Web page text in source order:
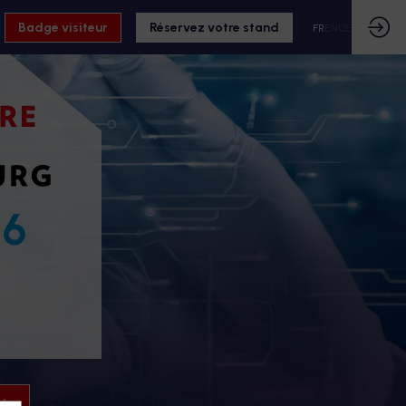
Badge visiteur Réservez votre stand FR